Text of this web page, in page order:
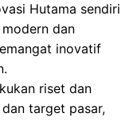
Hutama sendiri
dan
inovatif
riset dan
target pasar,